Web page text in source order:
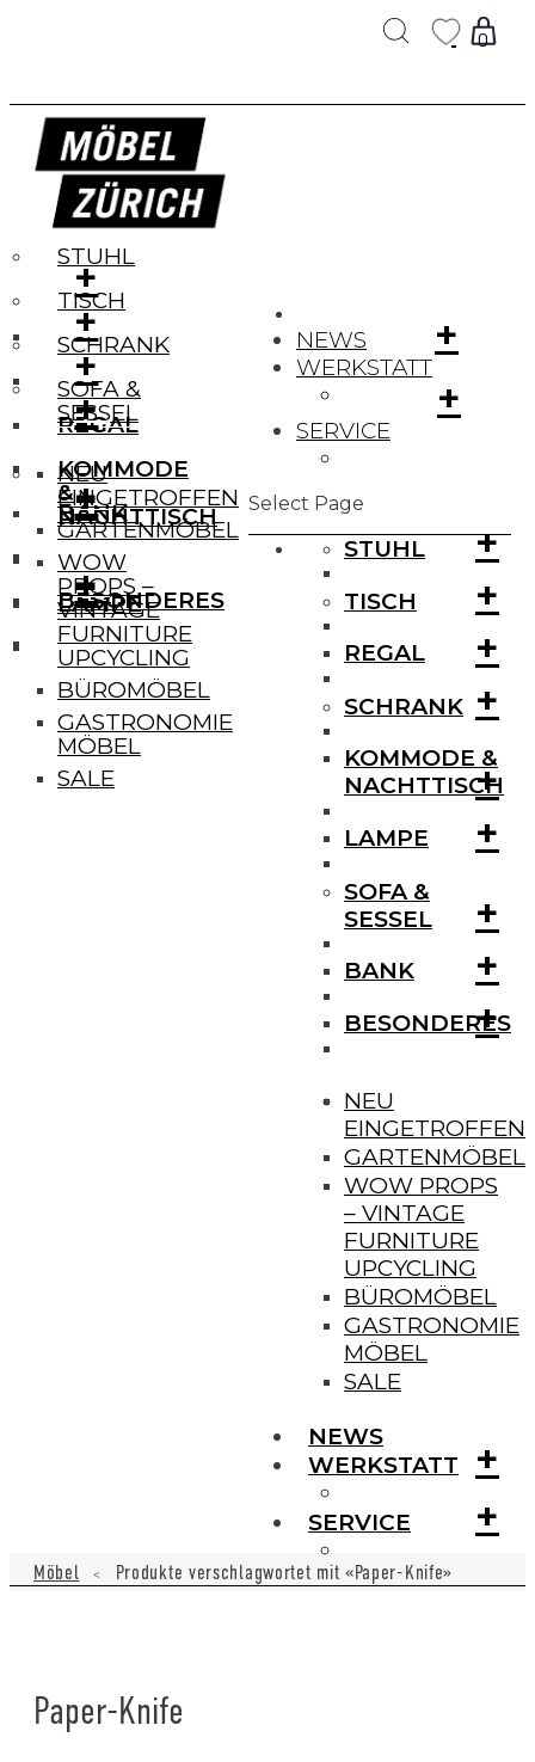
0
STUHL
+
TISCH
+
REGAL
+
SCHRANK
+
KOMMODE
&
NACHTTISCH
+
LAMPE
+
SOFA &
SESSEL
+
BANK
+
BESONDERES
+
NEU
EINGETROFFEN
GARTENMÖBEL
WOW
PROPS –
VINTAGE
FURNITURE
UPCYCLING
BÜROMÖBEL
GASTRONOMIE
MÖBEL
SALE
NEWS
WERKSTATT
+
SERVICE
+
Select Page
STUHL +
TISCH +
REGAL +
SCHRANK +
KOMMODE &
NACHTTISCH
+
LAMPE +
SOFA &
SESSEL
+
BANK +
BESONDERES
+
NEU
EINGETROFFEN
GARTENMÖBEL
WOW PROPS
– VINTAGE
FURNITURE
UPCYCLING
BÜROMÖBEL
GASTRONOMIE
MÖBEL
SALE
NEWS
WERKSTATT
+
SERVICE +
Möbel < Produkte verschlagwortet mit «Paper-Knife»
Paper-Knife